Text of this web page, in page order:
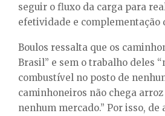
seguir o fluxo da carga para
efetividade e complementação
Boulos ressalta que os
Brasil” e sem o trabalho deles
combustível no posto de
caminhoneiros não chega
nenhum mercado.” Por isso, de